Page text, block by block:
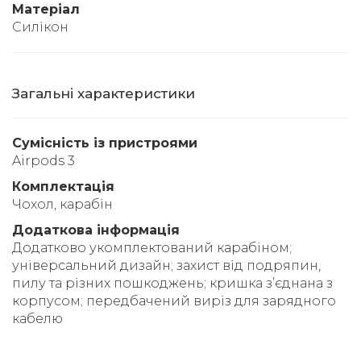
Матеріал
Силікон
Загальні характеристики
Сумісність із пристроями
Airpods 3
Комплектація
Чохол, карабін
Додаткова інформація
Додатково укомплектований карабіном;
універсальний дизайн; захист від подряпин,
пилу та різних пошкоджень; кришка з’єднана з
корпусом; передбачений виріз для зарядного
кабелю